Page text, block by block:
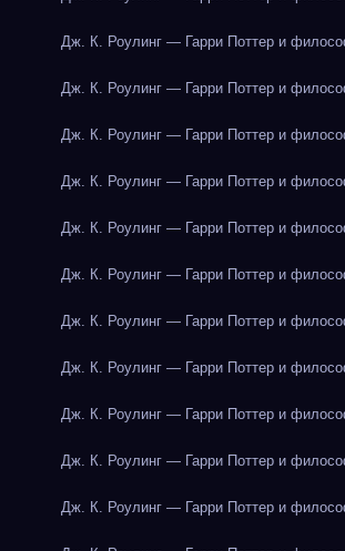
Дж. К. Роулинг — Гарри Поттер и
Дж. К. Роулинг — Гарри Поттер и
Дж. К. Роулинг — Гарри Поттер и
Дж. К. Роулинг — Гарри Поттер и
Дж. К. Роулинг — Гарри Поттер и
Дж. К. Роулинг — Гарри Поттер и
Дж. К. Роулинг — Гарри Поттер и
Дж. К. Роулинг — Гарри Поттер и
Дж. К. Роулинг — Гарри Поттер и
Дж. К. Роулинг — Гарри Поттер и
Дж. К. Роулинг — Гарри Поттер и